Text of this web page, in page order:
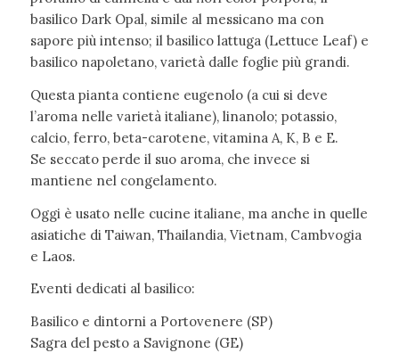
basilico Dark Opal, simile al messicano ma con
sapore più intenso; il basilico lattuga (Lettuce Leaf) e
basilico napoletano, varietà dalle foglie più grandi.
Questa pianta contiene eugenolo (a cui si deve
l’aroma nelle varietà italiane), linanolo; potassio,
calcio, ferro, beta-carotene, vitamina A, K, B e E.
Se seccato perde il suo aroma, che invece si
mantiene nel congelamento.
Oggi è usato nelle cucine italiane, ma anche in quelle
asiatiche di Taiwan, Thailandia, Vietnam, Cambvogia
e Laos.
Eventi dedicati al basilico:
Basilico e dintorni a Portovenere (SP)
Sagra del pesto a Savignone (GE)